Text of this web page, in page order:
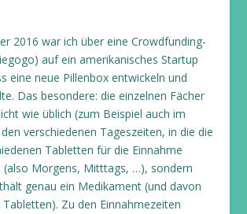
2016 war ich über eine Crowdfunding-
auf ein amerikanisches Startup
eine neue Pillenbox entwickeln und
Das besondere: die einzelnen Fächer
wie üblich (zum Beispiel auch im
verschiedenen Tageszeiten, in die die
Tabletten für die Einnahme
(also Morgens, Mitttags, …), sondern
genau ein Medikament (und davon
Zu den Einnahmezeiten